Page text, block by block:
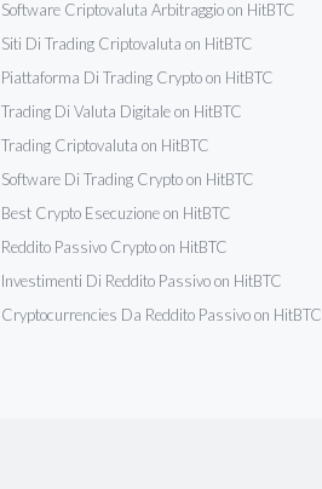
Software Criptovaluta Arbitraggio on HitBTC
Siti Di Trading Criptovaluta on HitBTC
Piattaforma Di Trading Crypto on HitBTC
Trading Di Valuta Digitale on HitBTC
Trading Criptovaluta on HitBTC
Software Di Trading Crypto on HitBTC
Best Crypto Esecuzione on HitBTC
Reddito Passivo Crypto on HitBTC
Investimenti Di Reddito Passivo on HitBTC
Cryptocurrencies Da Reddito Passivo on HitBTC